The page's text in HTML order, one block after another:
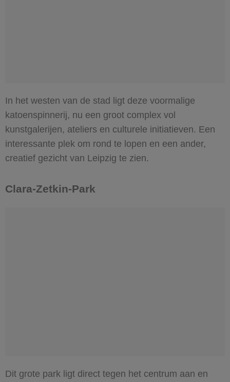
In het westen van de stad ligt deze voormalige
katoenspinnerij, nu een groot complex vol
kunstgalerijen, ateliers en culturele initiatieven. Een
interessante plek om rond te lopen en een ander,
creatief gezicht van Leipzig te zien.
Clara-Zetkin-Park
Dit grote park ligt direct tegen het centrum aan en